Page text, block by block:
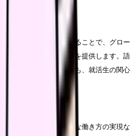
ェクトの様子を紹介することで、グロー
にイメージできる内容を提供します。語
任のキャリアパスなども、就活生の関心
ます。
アプローチ
新への対応力や、柔軟な働き方の実現な